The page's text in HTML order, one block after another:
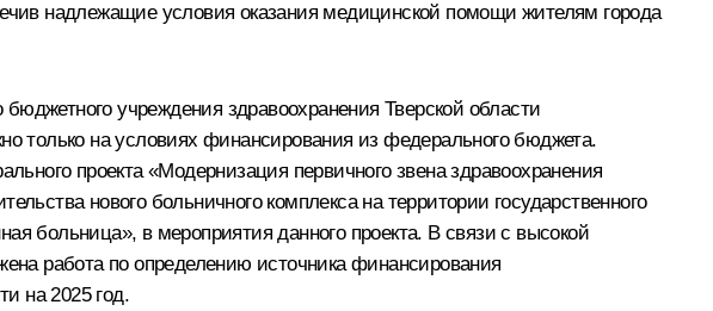
надлежащие условия оказания медицинской помощи жителям города
учреждения здравоохранения Тверской области
только на условиях финансирования из федерального бюджета.
проекта «Модернизация первичного звена здравоохранения
нового больничного комплекса на территории государственного
больница», в мероприятия данного проекта. В связи с высокой
работа по определению источника финансирования
на 2025 год.